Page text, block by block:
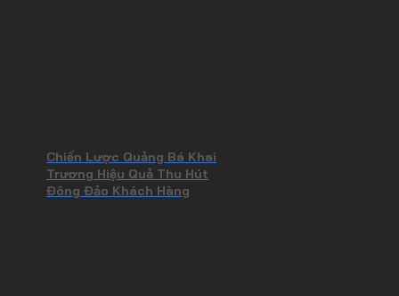
Chiến Lược Quảng Bá Khai
Trương Hiệu Quả Thu Hút
Đông Đảo Khách Hàng